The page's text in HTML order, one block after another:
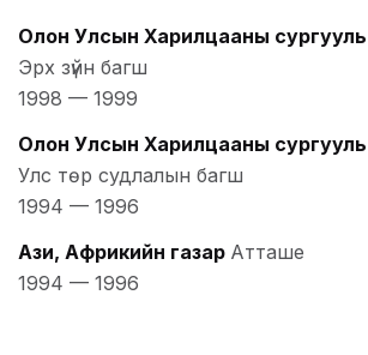
Олон Улсын Харилцааны сургууль
Эрх зүйн багш
1998 — 1999
Олон Улсын Харилцааны сургууль
Улс төр судлалын багш
1994 — 1996
Ази, Африкийн газар Атташе
1994 — 1996